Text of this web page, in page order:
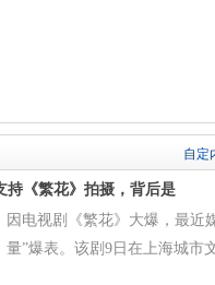
自定
持《繁花》拍摄，背后是
因电视剧《繁花》大爆，最近
量”爆表。该剧9日在上海城市